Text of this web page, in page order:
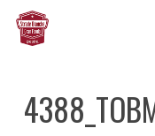
Skip
content